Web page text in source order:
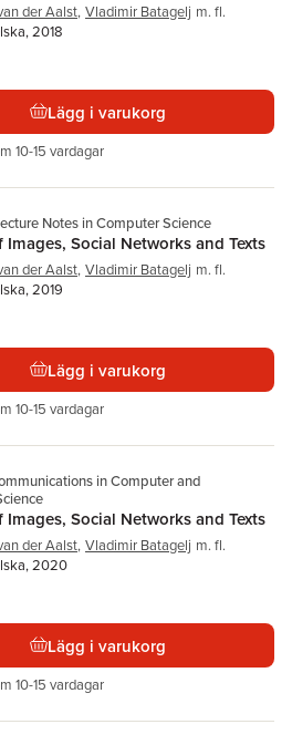
der Aalst, Vladimir Batagelj m. fl.
2018
Lägg i varukorg
10-15 vardagar
Notes in Computer Science
Social Networks and Texts
der Aalst, Vladimir Batagelj m. fl.
2019
Lägg i varukorg
10-15 vardagar
in Computer and
Social Networks and Texts
der Aalst, Vladimir Batagelj m. fl.
2020
Lägg i varukorg
10-15 vardagar